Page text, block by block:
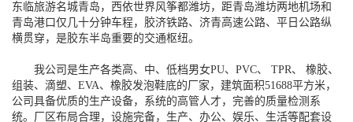
东临旅游名城青岛，西依世界风筝都潍坊，距青岛潍坊两地机场和
青岛港口仅几十分钟车程，胶济铁路、济青高速公路、平日公路纵
横贯穿，是胶东半岛重要的交通枢纽。
我公司是生产各类高、中、低档男女PU、PVC、 TPR、 橡胶、
组装、滴塑、EVA、橡胶发泡鞋底的厂家，建筑面积51688平方米，
公司具备优质的生产设备，系统的高管人才，完善的质量检测系
统。厂区布局合理，设施完备，生产、办公、娱乐、生活等配套设